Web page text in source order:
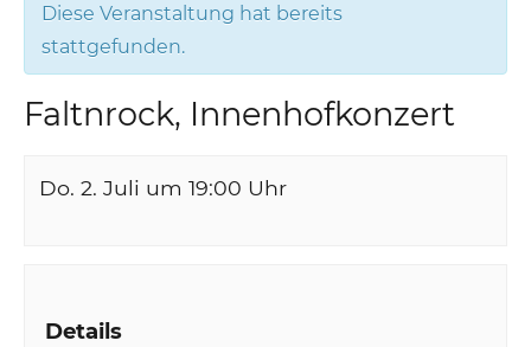
Diese Veranstaltung hat bereits
stattgefunden.
Faltnrock, Innenhofkonzert
Do. 2. Juli um 19:00 Uhr
Details